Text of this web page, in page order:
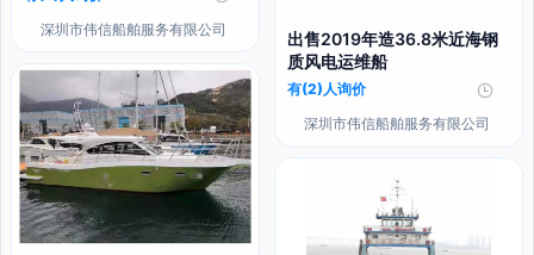
深圳市伟信船舶服务有限公司
出售2019年造36.8米近海钢
质风电运维船
有(2)人询价
深圳市伟信船舶服务有限公司